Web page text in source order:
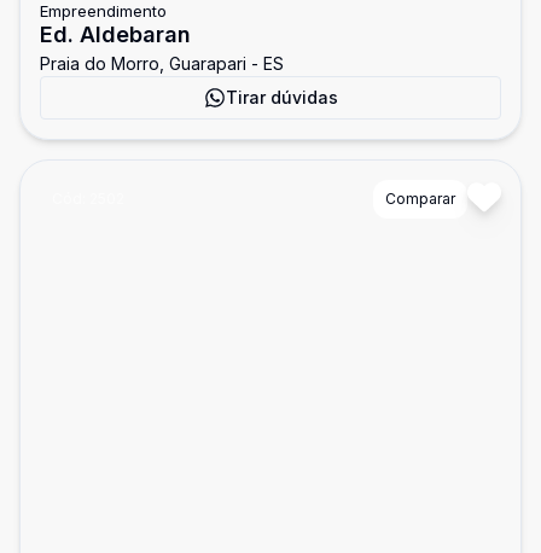
Empreendimento
Ed. Aldebaran
Praia do Morro, Guarapari - ES
Tirar dúvidas
Comparar